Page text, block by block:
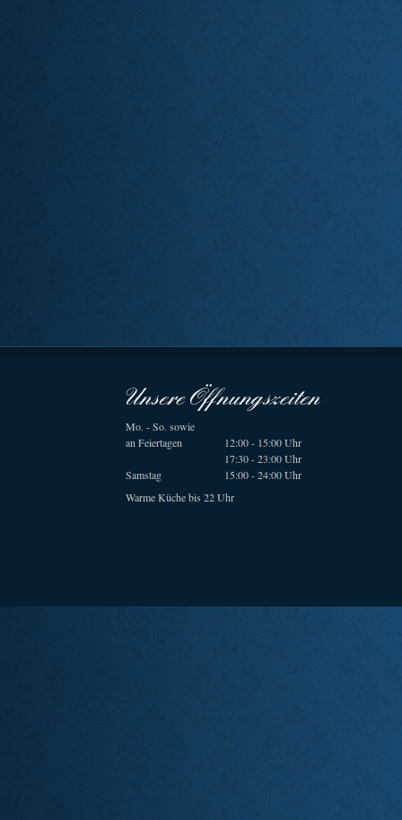
Mo. - So. sowie
an Feiertagen
12:00 - 15:00 Uhr
17:30 - 23:00 Uhr
Samstag
15:00 - 24:00 Uhr
Warme Küche bis 22 Uhr